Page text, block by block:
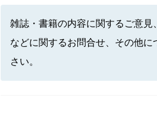
雑誌・書籍の内容に関するご意見
などに関するお問合せ、その他に
さい。